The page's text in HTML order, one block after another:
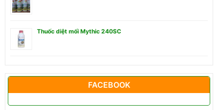
Thuốc diệt mối Mythic 240SC
FACEBOOK